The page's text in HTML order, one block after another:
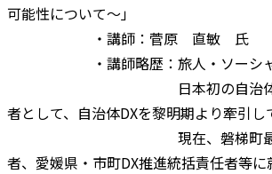
可能性について～」
・講師：菅原 直敏 氏
・講師略歴：旅人・ソーシャル
日本初の自治体最高
者として、自治体DXを黎明期より牽引し
現在、磐梯町最高デ
者、愛媛県・市町DX推進統括責任者等に